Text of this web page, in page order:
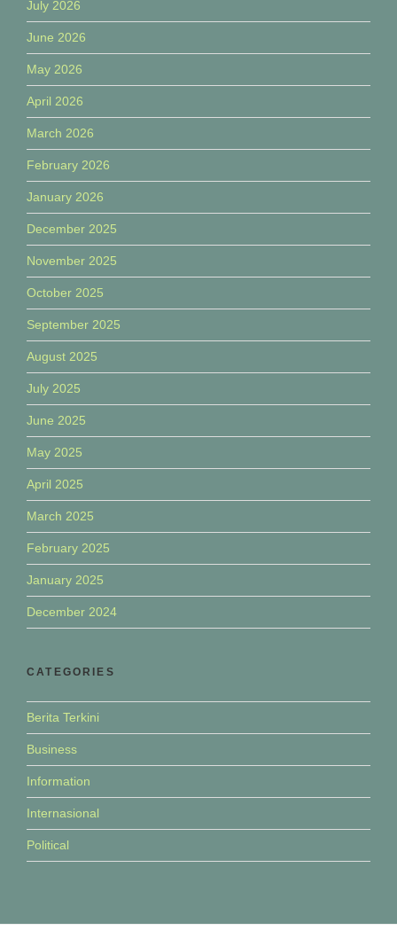
July 2026
June 2026
May 2026
April 2026
March 2026
February 2026
January 2026
December 2025
November 2025
October 2025
September 2025
August 2025
July 2025
June 2025
May 2025
April 2025
March 2025
February 2025
January 2025
December 2024
CATEGORIES
Berita Terkini
Business
Information
Internasional
Political